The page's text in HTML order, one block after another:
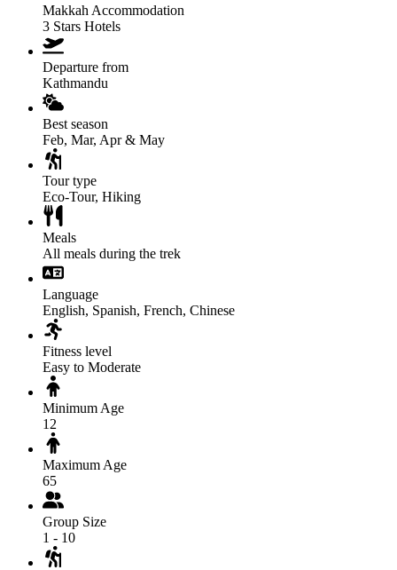
Makkah Accommodation
3 Stars Hotels
Departure from
Kathmandu
Best season
Feb, Mar, Apr & May
Tour type
Eco-Tour, Hiking
Meals
All meals during the trek
Language
English, Spanish, French, Chinese
Fitness level
Easy to Moderate
Minimum Age
12
Maximum Age
65
Group Size
1 - 10